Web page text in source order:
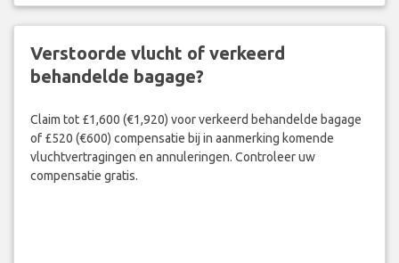
Verstoorde vlucht of verkeerd
behandelde bagage?
Claim tot £1,600 (€1,920) voor verkeerd behandelde bagage
of £520 (€600) compensatie bij in aanmerking komende
vluchtvertragingen en annuleringen. Controleer uw
compensatie gratis.